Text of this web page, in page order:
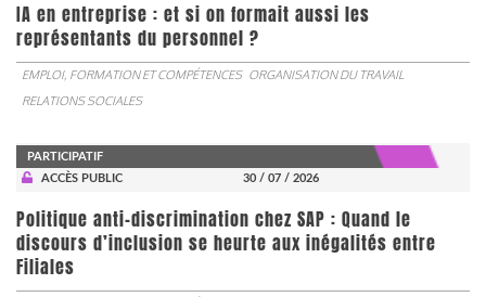
IA en entreprise : et si on formait aussi les
représentants du personnel ?
EMPLOI, FORMATION ET COMPÉTENCES ORGANISATION DU TRAVAIL
RELATIONS SOCIALES
PARTICIPATIF
ACCÈS PUBLIC
30 / 07 / 2026
Politique anti-discrimination chez SAP : Quand le
discours d’inclusion se heurte aux inégalités entre
Filiales